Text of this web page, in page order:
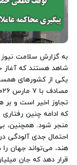
به گزارش سلامت
شاهد هستند که آغاز
تجاوز اخیر است و
که ادامه چنین
منجر شود. همچنین،
احتمال جدی آلودگی
هند، می‌تواند جهان
قرار دهد که جان